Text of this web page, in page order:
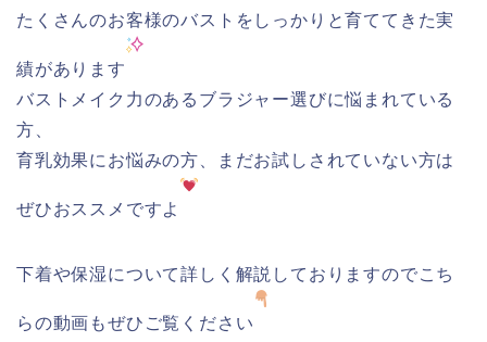
たくさんのお客様のバストをしっかりと育ててきた実
績があります
バストメイク力のあるブラジャー選びに悩まれている
方、
育乳効果にお悩みの方、まだお試しされていない方は
ぜひおススメですよ
下着や保湿について詳しく解説しておりますのでこち
らの動画もぜひご覧ください